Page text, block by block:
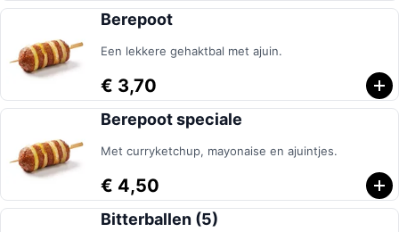
Berepoot
Een lekkere gehaktbal met ajuin.
€ 3,70
Berepoot speciale
Met curryketchup, mayonaise en ajuintjes.
€ 4,50
Bitterballen (5)